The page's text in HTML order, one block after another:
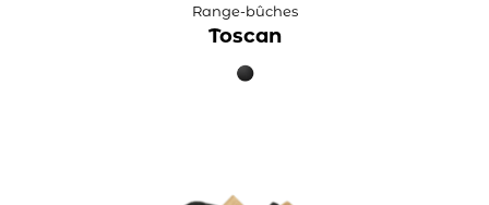
Range-bûches
Toscan